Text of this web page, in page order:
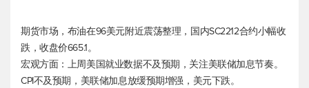
期货市场，布油在96美元附近震荡整理，国内SC2212合约小幅收
跌，收盘价665.1。
宏观方面：上周美国就业数据不及预期，关注美联储加息节奏。
CPI不及预期，美联储加息放缓预期增强，美元下跌。